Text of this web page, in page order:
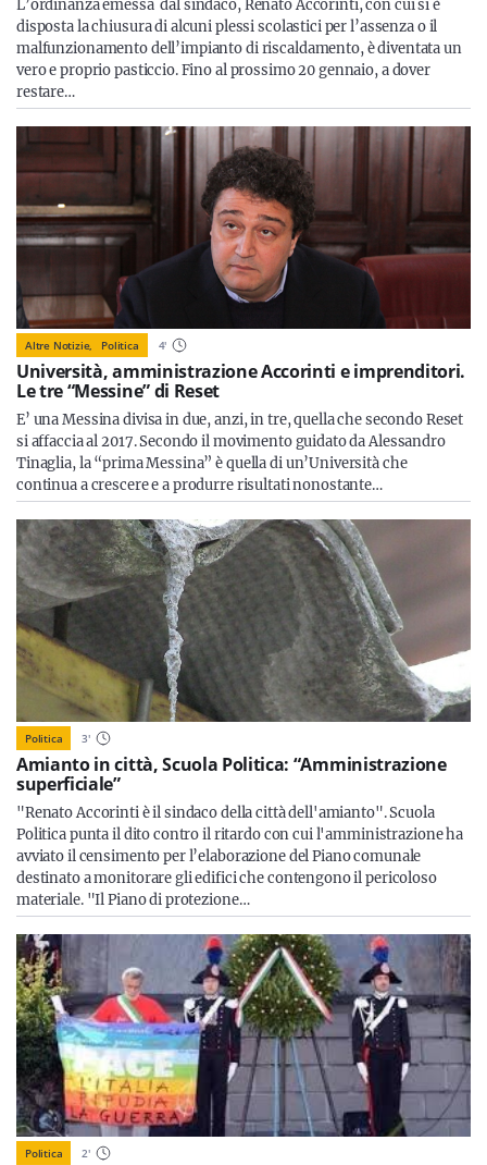
L’ordinanza emessa dal sindaco, Renato Accorinti, con cui si è
disposta la chiusura di alcuni plessi scolastici per l’assenza o il
malfunzionamento dell’impianto di riscaldamento, è diventata un
vero e proprio pasticcio. Fino al prossimo 20 gennaio, a dover
restare…
Altre Notizie, Politica 4'
Università, amministrazione Accorinti e imprenditori.
Le tre “Messine” di Reset
E’ una Messina divisa in due, anzi, in tre, quella che secondo Reset
si affaccia al 2017. Secondo il movimento guidato da Alessandro
Tinaglia, la “prima Messina” è quella di un’Università che
continua a crescere e a produrre risultati nonostante…
Politica 3'
Amianto in città, Scuola Politica: “Amministrazione
superficiale”
"Renato Accorinti è il sindaco della città dell'amianto". Scuola
Politica punta il dito contro il ritardo con cui l'amministrazione ha
avviato il censimento per l’elaborazione del Piano comunale
destinato a monitorare gli edifici che contengono il pericoloso
materiale. "Il Piano di protezione…
Politica 2'